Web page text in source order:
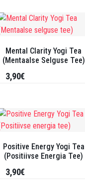
Mental Clarity Yogi Tea
(Mentaalse Selguse Tee)
3,90€
Positive Energy Yogi Tea
(Positiivse Energia Tee)
3,90€